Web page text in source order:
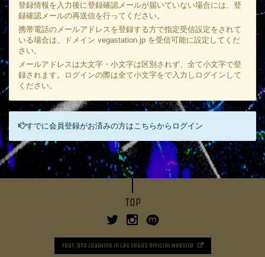
登録情報を入力後に登録確認メールが届いていない場合には、 登
録確認メールの再送信を行ってください。
携帯電話のメールアドレスを登録する方で指定受信設定をされて
いる場合は、ドメイン vegastation.jp を受信可能に設定してくだ
さい。
メールアドレスは大文字・小文字は区別されず、全て小文字で登
録されます。ログインの際は全て小文字をで入力しログインして
ください。
すでに会員登録がお済みの方はこちらからログイン
TOP
Fear, and Loathing in Las Vegas Official Website